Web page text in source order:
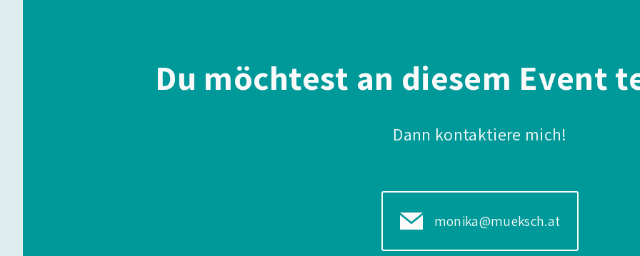
Du möchtest an diesem Event
Dann kontaktiere mich!
monika@mueksch.at